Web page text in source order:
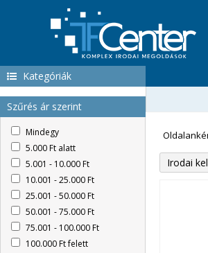
Kategóriák
Szűrés ár szerint
Mindegy
5.000 Ft alatt
5.001 - 10.000 Ft
10.001 - 25.000 Ft
25.001 - 50.000 Ft
50.001 - 75.000 Ft
75.001 - 100.000 Ft
100.000 Ft felett
Irodai